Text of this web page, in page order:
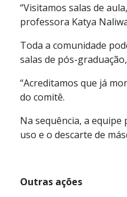
“Visitamos salas de
professora Katya
Toda a comunidade
salas de pós-
“Acreditamos que já
do comitê.
Na sequência, a
uso e o descarte de
Outras ações